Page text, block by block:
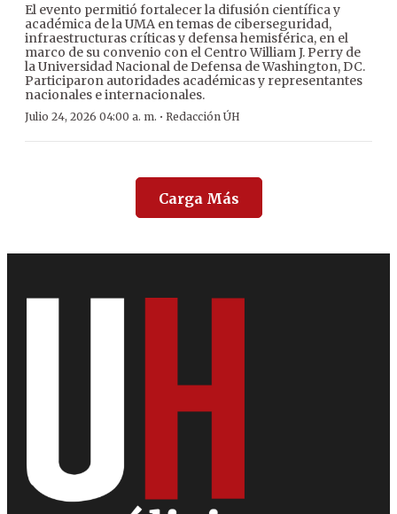
El evento permitió fortalecer la difusión científica y
académica de la UMA en temas de ciberseguridad,
infraestructuras críticas y defensa hemisférica, en el
marco de su convenio con el Centro William J. Perry de
la Universidad Nacional de Defensa de Washington, DC.
Participaron autoridades académicas y representantes
nacionales e internacionales.
Julio 24, 2026 04:00 a. m. · Redacción ÚH
Carga Más